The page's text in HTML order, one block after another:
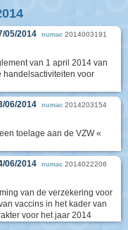
05/2014 numac 2014003191
van 1 april 2014 van
handelsactiviteiten voor
06/2014 numac 2014203154
toelage aan de VZW «
06/2014 numac 2014022206
van de verzekering voor
vaccins in het kader van
voor het jaar 2014